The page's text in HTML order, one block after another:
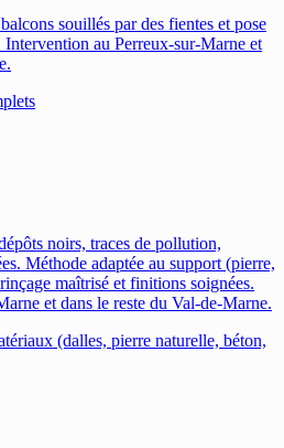
souillés par des fientes et pose
Intervention au Perreux-sur-Marne et
noirs, traces de pollution,
Méthode adaptée au support (pierre,
maîtrisé et finitions soignées.
et dans le reste du Val-de-Marne.
(dalles, pierre naturelle, béton,